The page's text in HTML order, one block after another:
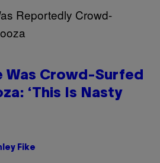
Was Crowd-Surfed
‘This Is Nasty
Fike